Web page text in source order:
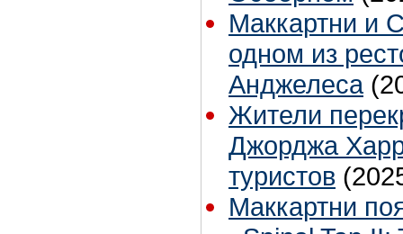
Маккартни и
одном из
Анджелеса
Жители
Джорджа
туристов
Маккартни